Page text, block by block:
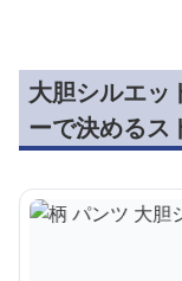
大胆シルエッ
ーで決めるス